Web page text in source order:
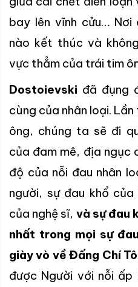
bay lên vĩnh cửu… Nơi
nào kết thúc và
vực thẳm của trái tim
Dostoievski đã đụng
cùng của nhân loại.
ông, chúng ta sẽ đi
của đam mê, địa
độ của nỗi đau nhân
người, sự đau khổ
của nghệ sĩ, và sự đau
nhất trong mọi sự
giày vò về Đấng Chí
được Người với nỗi